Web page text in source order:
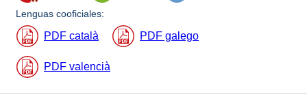
Lenguas cooficiales:
PDF català PDF galego
PDF valencià